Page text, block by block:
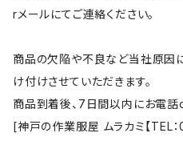
rメールにてご連絡ください。
商品の欠陥や不良など当社原因
け付けさせていただきます。
商品到着後、7日間以内にお電話
[神戸の作業服屋 ムラカミ【TEL